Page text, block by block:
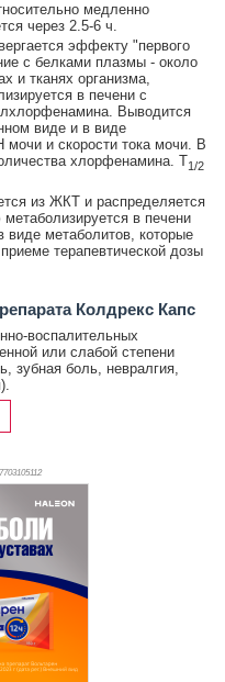
медленно
через 2.5-6 ч.
эффекту "первого
с белками плазмы - около
и тканях организма,
в печени с
Выводится
виде и в виде
мочи и скорости тока мочи. В
хлорфенамина. T1/2
из ЖКТ и распределяется
в печени
виде метаболитов, которые
терапевтической дозы
Колдрекс Капс
воспалительных
или слабой степени
зубная боль, невралгия,
3105112